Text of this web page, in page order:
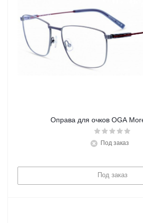
Оправа для очков OGA
Под заказ
Под заказ